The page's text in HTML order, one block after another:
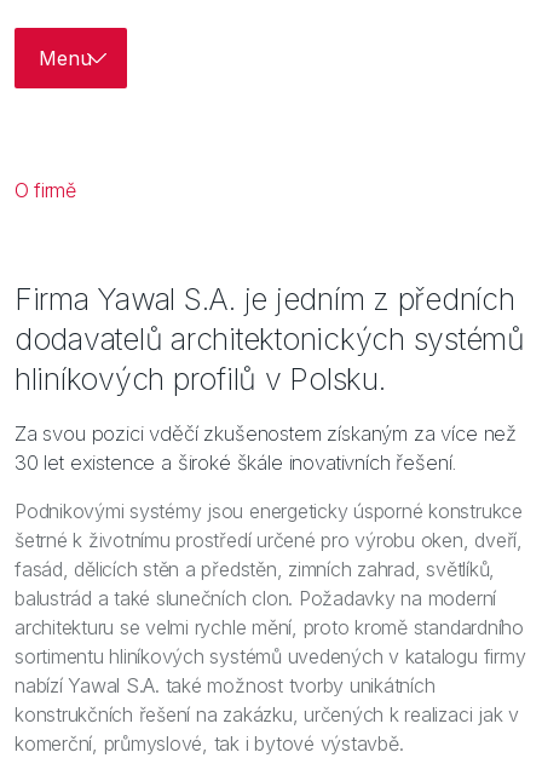
Inspirace
Menu
Představenstvo
Poslání. Vize. Hodnoty
O firmě
Firma Yawal S.A. je jedním z předních
dodavatelů architektonických systémů
hliníkových profilů v Polsku.
Za svou pozici vděčí zkušenostem získaným za více než
30 let existence a široké škále inovativních řešení.
Podnikovými systémy jsou energeticky úsporné konstrukce
šetrné k životnímu prostředí určené pro výrobu oken, dveří,
fasád, dělicích stěn a předstěn, zimních zahrad, světlíků,
balustrád a také slunečních clon. Požadavky na moderní
architekturu se velmi rychle mění, proto kromě standardního
sortimentu hliníkových systémů uvedených v katalogu firmy
nabízí Yawal S.A. také možnost tvorby unikátních
konstrukčních řešení na zakázku, určených k realizaci jak v
komerční, průmyslové, tak i bytové výstavbě.